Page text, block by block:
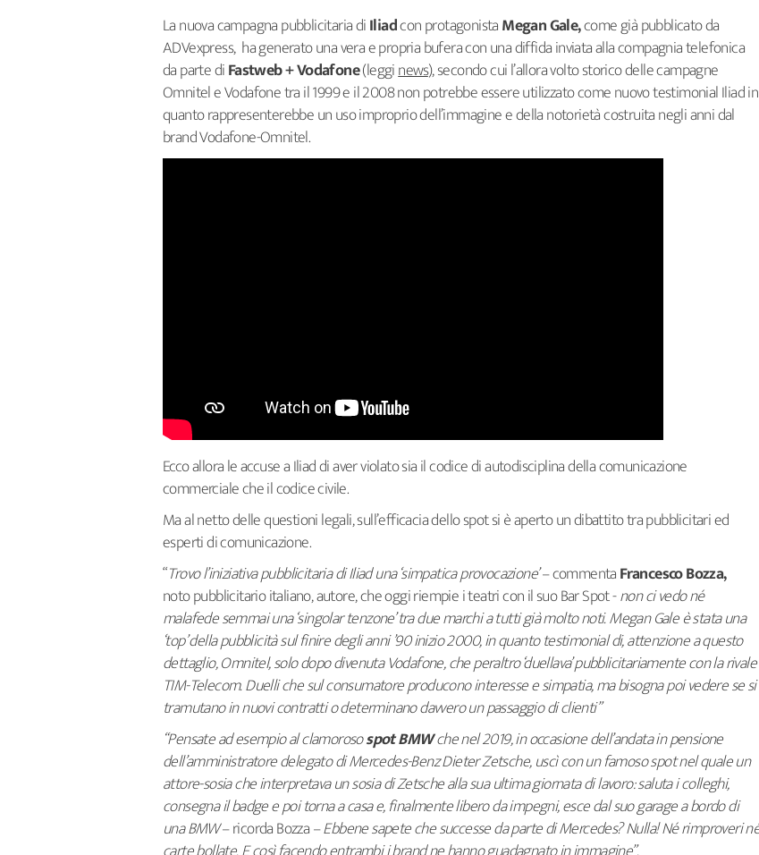
La nuova campagna pubblicitaria diIliadcon protagonistaMegan Gale,come già pubblicato da
ADVexpress, ha generato una vera e propria bufera con una diffida inviata alla compagnia telefonica
da parte diFastweb + Vodafone(legginews), secondo cui l’allora volto storico delle campagne
Omnitel e Vodafone tra il 1999 e il 2008 non potrebbe essere utilizzato come nuovo testimonial Iliad in
quanto rappresenterebbe un uso improprio dell’immagine e della notorietà costruita negli anni dal
brand Vodafone-Omnitel.
Ecco allora le accuse a Iliad di aver violato sia il codice di autodisciplina della comunicazione
commerciale che il codice civile.
Ma al netto delle questioni legali, sull’efficacia dello spot si è aperto un dibattito tra pubblicitari ed
esperti di comunicazione.
“Trovo l’iniziativa pubblicitaria di Iliad una ‘simpatica provocazione’– commentaFrancesco Bozza,
notopubblicitario italiano, autore, che oggi riempie i teatri con il suo Bar Spot -non ci vedo né
malafede semmai una ‘singolar tenzone’ tra due marchi a tutti già molto noti. Megan Gale è stata una
‘top’ della pubblicità sul finire degli anni ’90 inizio 2000, in quanto testimonial di, attenzione a questo
dettaglio, Omnitel, solo dopo divenuta Vodafone, che peraltro ‘duellava’ pubblicitariamente con la rivale
TIM-Telecom. Duelli che sul consumatore producono interesse e simpatia, ma bisogna poi vedere se si
tramutano in nuovi contratti o determinano davvero un passaggio di clienti”
“Pensate ad esempio al clamorosospot BMWche nel 2019, in occasione dell’andata in pensione
dell’amministratore delegato di Mercedes-Benz Dieter Zetsche, uscì con un famoso spot nel quale un
attore-sosia che interpretava un sosia di Zetsche alla sua ultima giornata di lavoro: saluta i colleghi,
consegna il badge e poi torna a casa e, finalmente libero da impegni, esce dal suo garage a bordo di
una BMW– ricorda Bozza –Ebbene sapete che successe da parte di Mercedes? Nulla! Né rimproveri